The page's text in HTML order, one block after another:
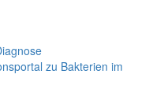
zu Bakterien im